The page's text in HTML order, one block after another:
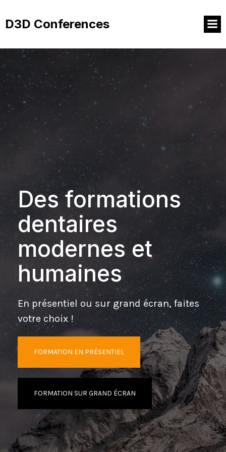
contenu
D3D Conferences
Des formations
dentaires
modernes et
humaines
En présentiel ou sur grand écran, faites
votre choix !
FORMATION EN PRÉSENTIEL
FORMATION SUR GRAND ÉCRAN